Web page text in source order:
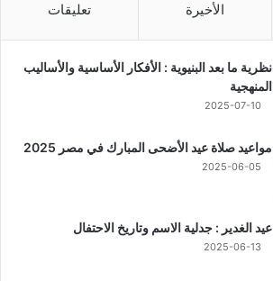
الأخيرة تعليقات
نظرية ما بعد البنيوية : الأفكار الأساسية والأساليب
المنهجية
2025-07-10
مواعيد صلاة عيد الأضحى المبارك في مصر 2025
2025-06-05
عيد الغدير : جدلية الاسم وتاريخ الاحتفال
2025-06-13